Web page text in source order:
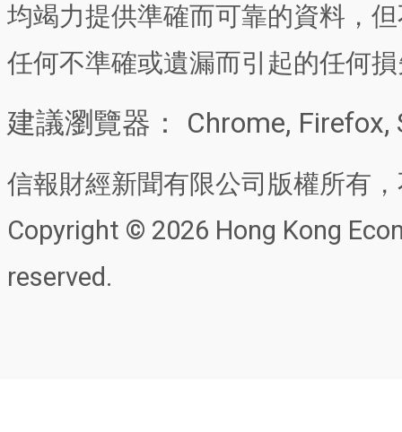
均竭力提供準確而可靠的資料，
任何不準確或遺漏而引起的任何
建議瀏覽器： Chrome, Firefox,
信報財經新聞有限公司版權所有
Copyright © 2026 Hong Kong
reserved.